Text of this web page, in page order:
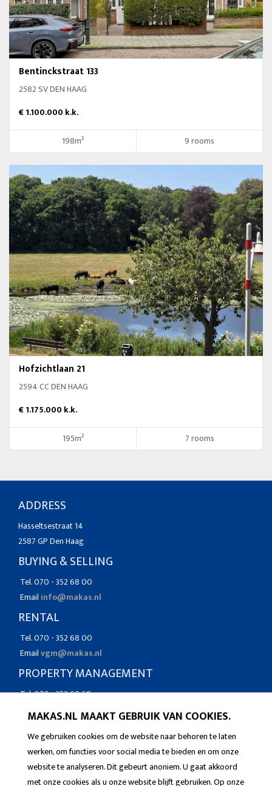
MAKAS.NL MAAKT GEBRUIK VAN COOKIES.
We gebruiken cookies om de website naar behoren te laten
werken, om functies voor social media te bieden en om onze
website te analyseren. Dit gebeurt anoniem. U gaat akkoord
met onze cookies als u onze website blijft gebruiken. Op onze
Bentinckstraat 133
2582 SV DEN HAAG
€ 1.100.000 k.k.
198m² 9 rooms
Hofzichtlaan 21
2594 CC DEN HAAG
€ 1.175.000 k.k.
195m² 7 rooms
ADDRESS
Hasseltsestraat 14
2587 GP Den Haag
BUYING & SELLING
Tel. 070 - 352 68 00
Email info@makas.nl
RENTAL
Tel. 070 - 352 68 00
Emailvgm@makas.nl
PROPERTY MANAGEMENT
Tel. 070 - 352 68 68
Email vgm@makas.nl